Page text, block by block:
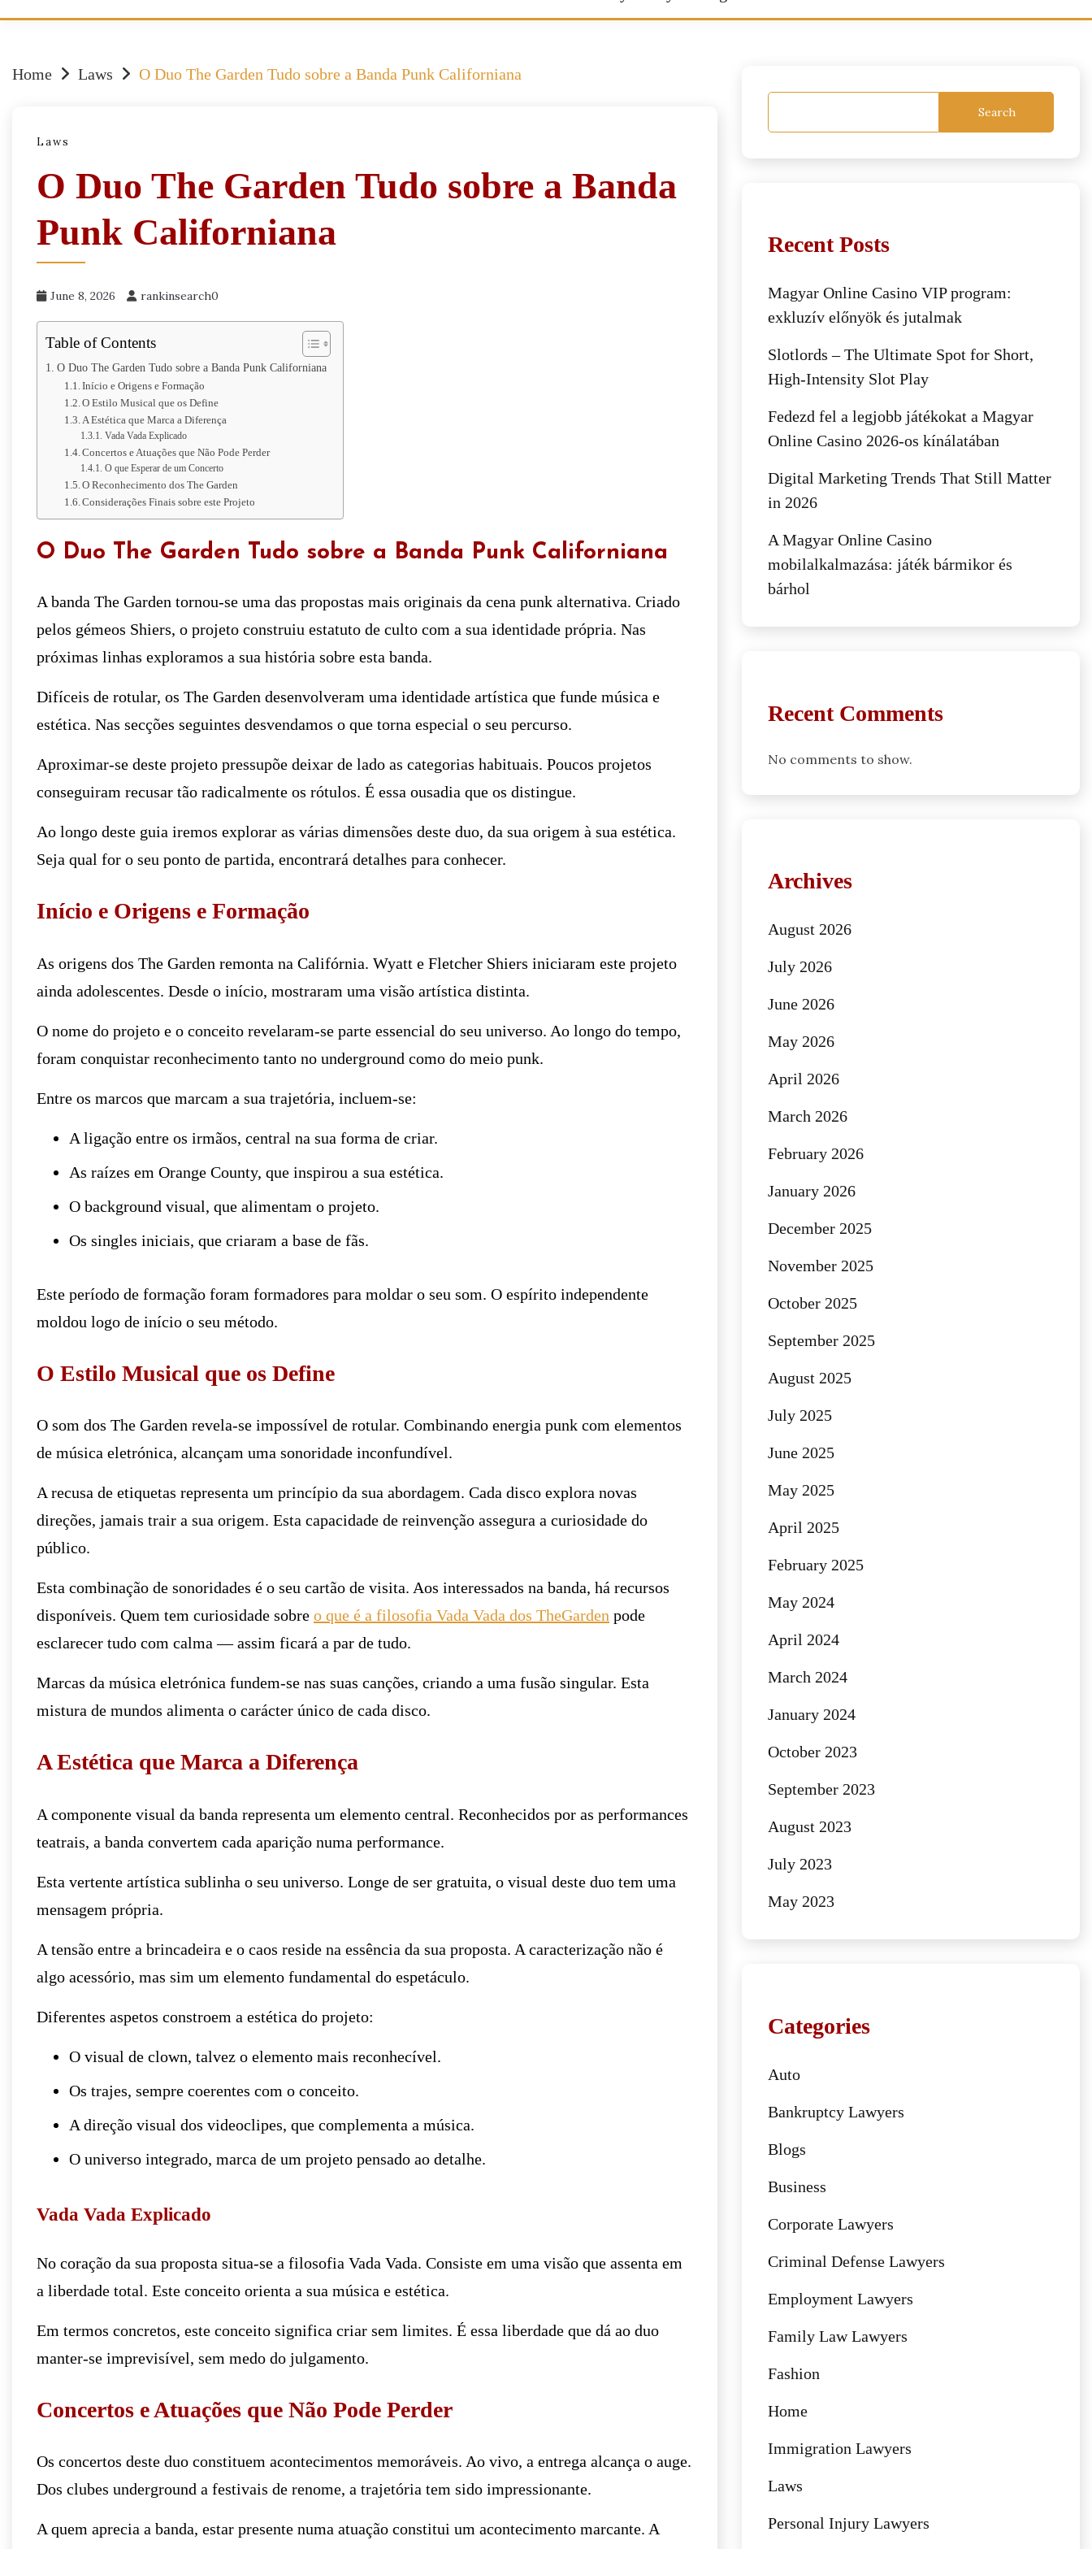
Home Laws O Duo The Garden Tudo sobre a Banda Punk Californiana
Laws
O Duo The Garden Tudo sobre a Banda
Punk Californiana
June 8, 2026 rankinsearch0
Table of Contents
O Duo The Garden Tudo sobre a Banda Punk Californiana
Início e Origens e Formação
O Estilo Musical que os Define
A Estética que Marca a Diferença
Vada Vada Explicado
Concertos e Atuações que Não Pode Perder
O que Esperar de um Concerto
O Reconhecimento dos The Garden
Considerações Finais sobre este Projeto
O Duo The Garden Tudo sobre a Banda Punk Californiana
A banda The Garden tornou-se uma das propostas mais originais da cena punk alternativa. Criado
pelos gémeos Shiers, o projeto construiu estatuto de culto com a sua identidade própria. Nas
próximas linhas exploramos a sua história sobre esta banda.
Difíceis de rotular, os The Garden desenvolveram uma identidade artística que funde música e
estética. Nas secções seguintes desvendamos o que torna especial o seu percurso.
Aproximar-se deste projeto pressupõe deixar de lado as categorias habituais. Poucos projetos
conseguiram recusar tão radicalmente os rótulos. É essa ousadia que os distingue.
Ao longo deste guia iremos explorar as várias dimensões deste duo, da sua origem à sua estética.
Seja qual for o seu ponto de partida, encontrará detalhes para conhecer.
Início e Origens e Formação
As origens dos The Garden remonta na Califórnia. Wyatt e Fletcher Shiers iniciaram este projeto
ainda adolescentes. Desde o início, mostraram uma visão artística distinta.
O nome do projeto e o conceito revelaram-se parte essencial do seu universo. Ao longo do tempo,
foram conquistar reconhecimento tanto no underground como do meio punk.
Entre os marcos que marcam a sua trajetória, incluem-se:
A ligação entre os irmãos, central na sua forma de criar.
As raízes em Orange County, que inspirou a sua estética.
O background visual, que alimentam o projeto.
Os singles iniciais, que criaram a base de fãs.
Este período de formação foram formadores para moldar o seu som. O espírito independente
moldou logo de início o seu método.
O Estilo Musical que os Define
O som dos The Garden revela-se impossível de rotular. Combinando energia punk com elementos
de música eletrónica, alcançam uma sonoridade inconfundível.
A recusa de etiquetas representa um princípio da sua abordagem. Cada disco explora novas
direções, jamais trair a sua origem. Esta capacidade de reinvenção assegura a curiosidade do
público.
Esta combinação de sonoridades é o seu cartão de visita. Aos interessados na banda, há recursos
disponíveis. Quem tem curiosidade sobre o que é a filosofia Vada Vada dos TheGarden pode
esclarecer tudo com calma — assim ficará a par de tudo.
Marcas da música eletrónica fundem-se nas suas canções, criando a uma fusão singular. Esta
mistura de mundos alimenta o carácter único de cada disco.
A Estética que Marca a Diferença
A componente visual da banda representa um elemento central. Reconhecidos por as performances
teatrais, a banda convertem cada aparição numa performance.
Esta vertente artística sublinha o seu universo. Longe de ser gratuita, o visual deste duo tem uma
mensagem própria.
A tensão entre a brincadeira e o caos reside na essência da sua proposta. A caracterização não é
algo acessório, mas sim um elemento fundamental do espetáculo.
Diferentes aspetos constroem a estética do projeto:
O visual de clown, talvez o elemento mais reconhecível.
Os trajes, sempre coerentes com o conceito.
A direção visual dos videoclipes, que complementa a música.
O universo integrado, marca de um projeto pensado ao detalhe.
Vada Vada Explicado
No coração da sua proposta situa-se a filosofia Vada Vada. Consiste em uma visão que assenta em
a liberdade total. Este conceito orienta a sua música e estética.
Em termos concretos, este conceito significa criar sem limites. É essa liberdade que dá ao duo
manter-se imprevisível, sem medo do julgamento.
Concertos e Atuações que Não Pode Perder
Os concertos deste duo constituem acontecimentos memoráveis. Ao vivo, a entrega alcança o auge.
Dos clubes underground a festivais de renome, a trajetória tem sido impressionante.
A quem aprecia a banda, estar presente numa atuação constitui um acontecimento marcante. A
Search
Recent Posts
Magyar Online Casino VIP program:
exkluzív előnyök és jutalmak
Slotlords – The Ultimate Spot for Short,
High‑Intensity Slot Play
Fedezd fel a legjobb játékokat a Magyar
Online Casino 2026-os kínálatában
Digital Marketing Trends That Still Matter
in 2026
A Magyar Online Casino
mobilalkalmazása: játék bármikor és
bárhol
Recent Comments
No comments to show.
Archives
August 2026
July 2026
June 2026
May 2026
April 2026
March 2026
February 2026
January 2026
December 2025
November 2025
October 2025
September 2025
August 2025
July 2025
June 2025
May 2025
April 2025
February 2025
May 2024
April 2024
March 2024
January 2024
October 2023
September 2023
August 2023
July 2023
May 2023
Categories
Auto
Bankruptcy Lawyers
Blogs
Business
Corporate Lawyers
Criminal Defense Lawyers
Employment Lawyers
Family Law Lawyers
Fashion
Home
Immigration Lawyers
Laws
Personal Injury Lawyers